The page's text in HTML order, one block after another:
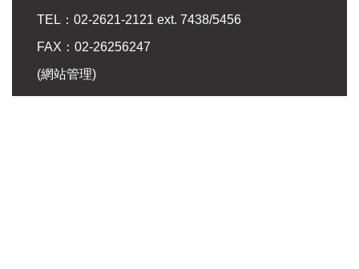
TEL：02-2621-2121 ext. 7438/5456
FAX：02-26256247
(網站管理)